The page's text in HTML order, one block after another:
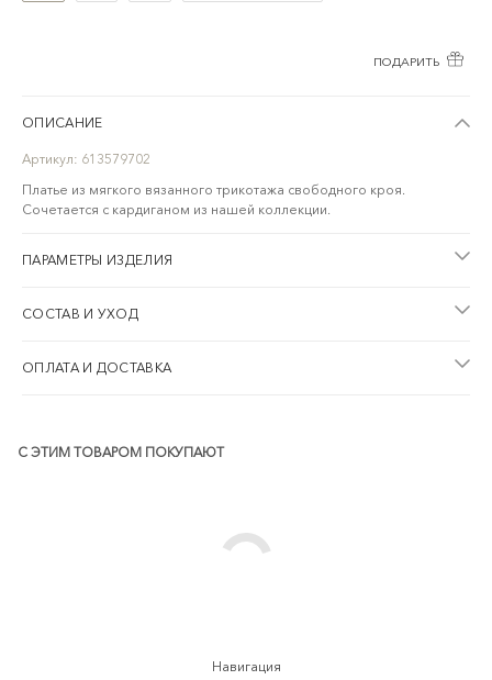
ПОДАРИТЬ
ОПИСАНИЕ
Артикул: 613579702
Платье из мягкого вязанного трикотажа свободного кроя.
Сочетается с кардиганом из нашей коллекции.
ПАРАМЕТРЫ ИЗДЕЛИЯ
СОСТАВ И УХОД
ОПЛАТА И ДОСТАВКА
С ЭТИМ ТОВАРОМ ПОКУПАЮТ
Навигация